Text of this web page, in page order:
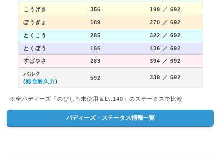
こうげき 356 199 ／ 692
ぼうぎょ 189 270 ／ 692
とくこう 285 322 ／ 692
とくぼう 166 436 ／ 692
すばやさ 283 394 ／ 692
バルク
(総合耐久力)
592 339 ／ 692
※全バディーズ「のびしろ未使用＆Lv.140」のステータスで比較
バディーズ・ステータス情報一覧